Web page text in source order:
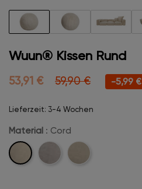
Wuun® Kissen Rund
53,91 € 59,90 € -5,99 €
Lieferzeit: 3-4 Wochen
Material : Cord
Cord Velvet Boucle